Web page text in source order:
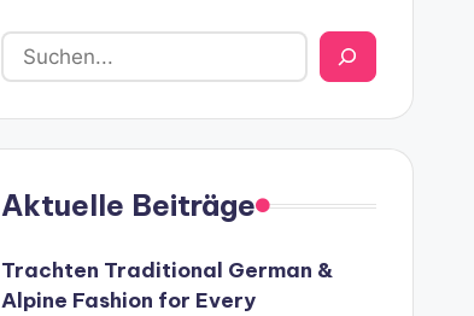
Aktuelle Beiträge
Trachten Traditional German &
Alpine Fashion for Every